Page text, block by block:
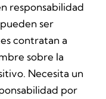
responsabilidad
ser
contratan a
sobre la
Necesita un
por